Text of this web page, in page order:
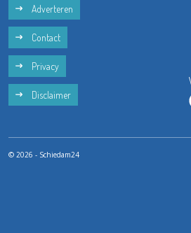
Adverteren
Contact
Privacy
Disclaimer
© 2026 - Schiedam24